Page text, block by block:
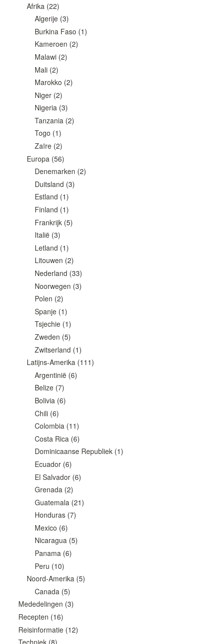
Afrika (22)
Algerije (3)
Burkina Faso (1)
Kameroen (2)
Malawi (2)
Mali (2)
Marokko (2)
Niger (2)
Nigeria (3)
Tanzania (2)
Togo (1)
Zaïre (2)
Europa (56)
Denemarken (2)
Duitsland (3)
Estland (1)
Finland (1)
Frankrijk (5)
Italië (3)
Letland (1)
Litouwen (2)
Nederland (33)
Noorwegen (3)
Polen (2)
Spanje (1)
Tsjechie (1)
Zweden (5)
Zwitserland (1)
Latijns-Amerika(111)
Argentinië (6)
Belize (7)
Bolivia (6)
Chili (6)
Colombia (11)
Costa Rica (6)
Dominicaanse Republiek (1)
Ecuador (6)
El Salvador (6)
Grenada (2)
Guatemala (21)
Honduras (7)
Mexico (6)
Nicaragua (5)
Panama (6)
Peru (10)
Noord-Amerika(5)
Canada (5)
Mededelingen (3)
Recepten (16)
Reisinformatie(12)